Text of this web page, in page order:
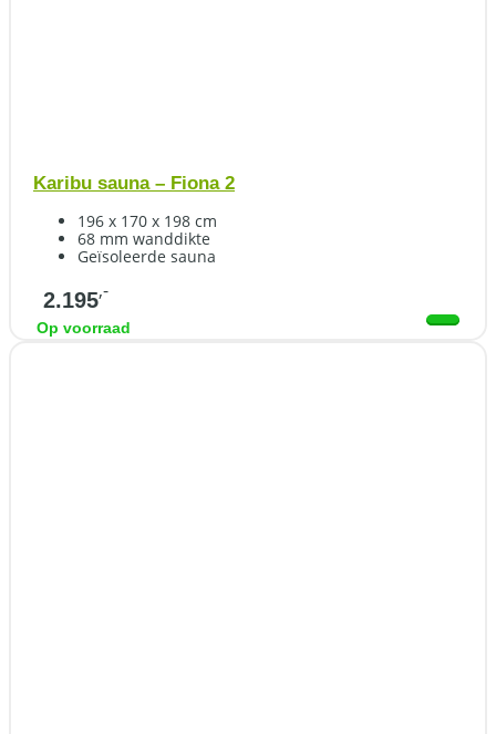
Karibu sauna – Fiona 2
196 x 170 x 198 cm
68 mm wanddikte
Geïsoleerde sauna
2.195,-
Op voorraad